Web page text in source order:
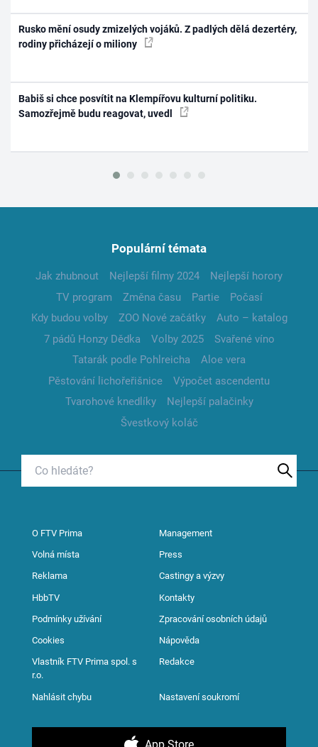
Rusko mění osudy zmizelých vojáků. Z padlých dělá dezertéry,
rodiny přicházejí o miliony
Babiš si chce posvítit na Klempířovu kulturní politiku.
Samozřejmě budu reagovat, uvedl
Populární témata
Jak zhubnout Nejlepší filmy 2024
Nejlepší horory
TV program
Změna času Partie
Počasí
Kdy budou volby
ZOO Nové začátky
Auto – katalog
7 pádů Honzy Dědka
Volby 2025
Svařené víno
Tatarák podle Pohlreicha
Aloe vera
Pěstování lichořeřišnice
Výpočet ascendentu
Tvarohové knedlíky
Nejlepší palačinky
Švestkový koláč
O FTV Prima Management
Volná místa Press
Reklama Castingy a výzvy
HbbTV Kontakty
Podmínky užívání Zpracování osobních údajů
Cookies Nápověda
Vlastník FTV Prima spol. s
r.o.
Redakce
Nahlásit chybu Nastavení soukromí